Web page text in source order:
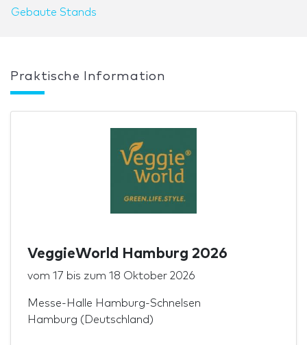
Gebaute Stands
Praktische Information
VeggieWorld Hamburg 2026
vom 17 bis zum 18 Oktober 2026
Messe-Halle Hamburg-Schnelsen
Hamburg (Deutschland)